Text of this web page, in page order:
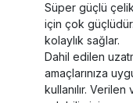
Süper güçlü
için çok güçlüdür.
kolaylık sağlar.
Dahil edilen
amaçlarınıza
kullanılır.